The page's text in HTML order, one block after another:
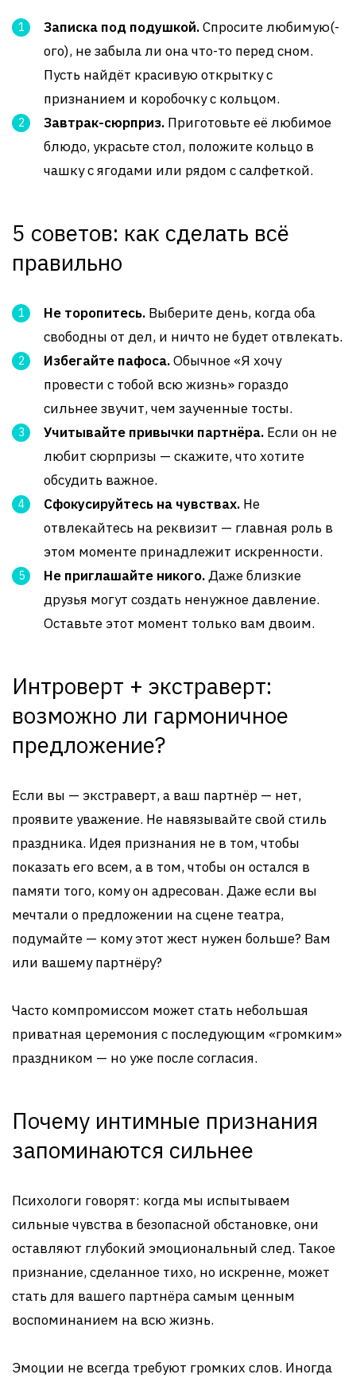
Записка под подушкой.Спросите любимую(-
ого), не забыла ли она что-то перед сном.
Пусть найдёт красивую открытку с
признанием и коробочку с кольцом.
Завтрак-сюрприз. Приготовьте её любимое
блюдо, украсьте стол, положите кольцо в
чашку с ягодами или рядом с салфеткой.
5 советов: как сделать всё
правильно
Не торопитесь. Выберите день, когда оба
свободны от дел, и ничто не будет отвлекать.
Избегайте пафоса.Обычное «Я хочу
провести с тобой всю жизнь» гораздо
сильнее звучит, чем заученные тосты.
Учитывайте привычки партнёра. Если он не
любит сюрпризы — скажите, что хотите
обсудить важное.
Сфокусируйтесь на чувствах. Не
отвлекайтесь на реквизит — главная роль в
этом моменте принадлежит искренности.
Не приглашайте никого.Даже близкие
друзья могут создать ненужное давление.
Оставьте этот момент только вам двоим.
Интроверт + экстраверт:
возможно ли гармоничное
предложение?
Если вы — экстраверт, а ваш партнёр — нет,
проявите уважение. Не навязывайте свой стиль
праздника. Идея признания не в том, чтобы
показать его всем, а в том, чтобы он остался в
памяти того, кому он адресован. Даже если вы
мечтали о предложении на сцене театра,
подумайте — кому этот жест нужен больше? Вам
или вашему партнёру?
Часто компромиссом может стать небольшая
приватная церемония с последующим «громким»
праздником — но уже после согласия.
Почему интимные признания
запоминаются сильнее
Психологи говорят: когда мы испытываем
сильные чувства в безопасной обстановке, они
оставляют глубокий эмоциональный след. Такое
признание, сделанное тихо, но искренне, может
стать для вашего партнёра самым ценным
воспоминанием на всю жизнь.
Эмоции не всегда требуют громких слов. Иногда